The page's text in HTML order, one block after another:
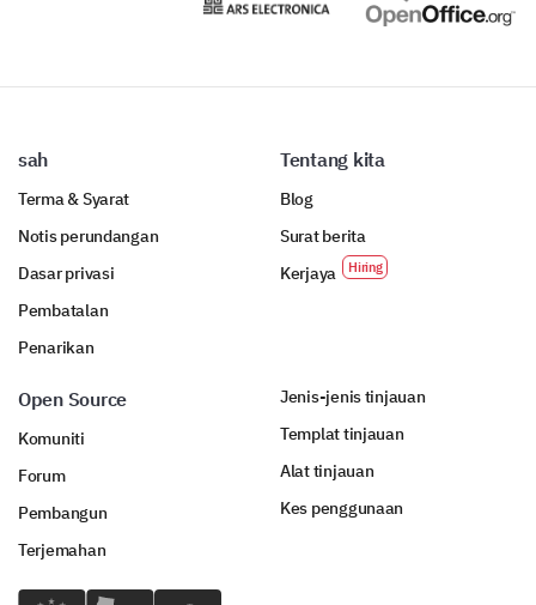
sah
Terma & Syarat
Notis perundangan
Dasar privasi
Pembatalan
Penarikan
Tentang kita
Blog
Surat berita
Kerjaya
Open Source
Komuniti
Forum
Pembangun
Terjemahan
Jenis-jenis tinjauan
Templat tinjauan
Alat tinjauan
Kes penggunaan